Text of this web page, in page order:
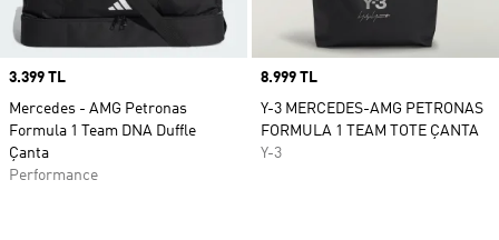
Price
3.399 TL
Mercedes - AMG Petronas
Formula 1 Team DNA Duffle
Çanta
Performance
Price
8.999 TL
Y-3 MERCEDES-AMG PETRONAS
FORMULA 1 TEAM TOTE ÇANTA
Y-3